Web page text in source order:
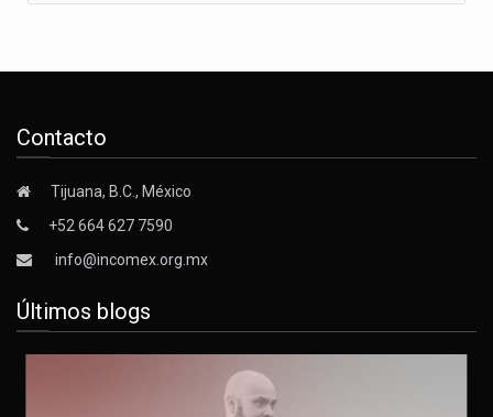
Contacto
Tijuana, B.C., México
+52 664 627 7590
info@incomex.org.mx
Últimos blogs